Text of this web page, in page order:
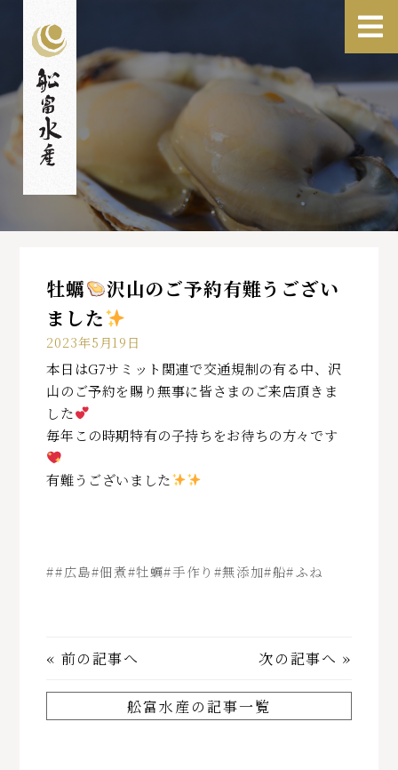
牡蠣
沢山のご予約有難うござい
ました
2023年5月19日
本日はG7サミット関連で交通規制の有る中、沢
山のご予約を賜り無事に皆さまのご来店頂きま
した
毎年この時期特有の子持ちをお待ちの方々です
有難うございました
##広島#佃煮#牡蠣#手作り#無添加#船#ふね
« 前の記事へ 次の記事へ »
舩富水産の記事一覧